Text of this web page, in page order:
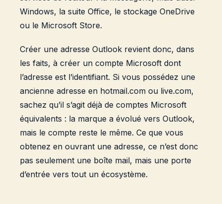
Windows, la suite Office, le stockage OneDrive
ou le Microsoft Store.
Créer une adresse Outlook revient donc, dans
les faits, à créer un compte Microsoft dont
l’adresse est l’identifiant. Si vous possédez une
ancienne adresse en hotmail.com ou live.com,
sachez qu’il s’agit déjà de comptes Microsoft
équivalents : la marque a évolué vers Outlook,
mais le compte reste le même. Ce que vous
obtenez en ouvrant une adresse, ce n’est donc
pas seulement une boîte mail, mais une porte
d’entrée vers tout un écosystème.